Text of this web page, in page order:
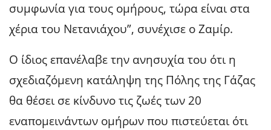
συμφωνία για τους ομήρους, τώρα είναι στα
χέρια του Νετανιάχου”, συνέχισε ο Ζαμίρ.
Ο ίδιος επανέλαβε την ανησυχία του ότι η
σχεδιαζόμενη κατάληψη της Πόλης της Γάζας
θα θέσει σε κίνδυνο τις ζωές των 20
εναπομεινάντων ομήρων που πιστεύεται ότι